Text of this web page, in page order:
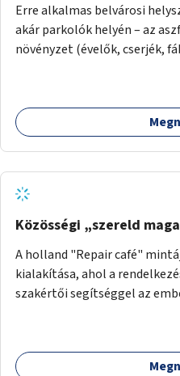
Erre alkalmas belvárosi
akár parkolók helyén – az
növényzet (évelők, cserjék,
Közösségi „szereld
A holland "Repair café"
kialakítása, ahol a
szakértői segítséggel az
egymásnak, megosszák